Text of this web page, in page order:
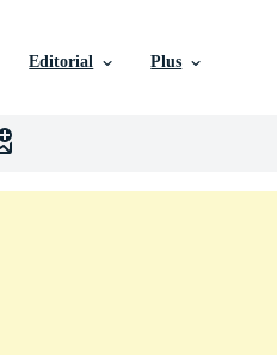
Editorial Plus